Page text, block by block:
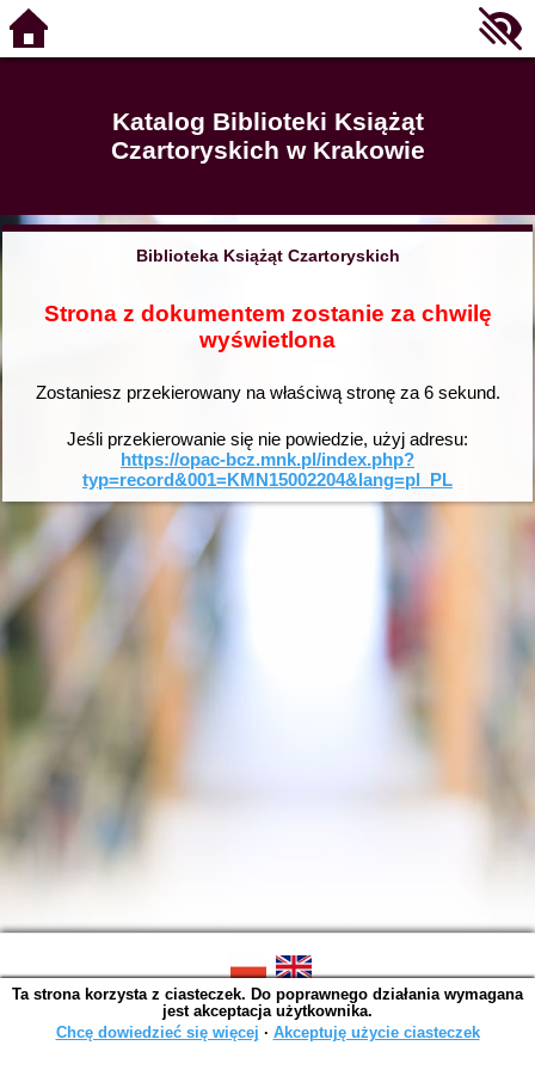
Katalog Biblioteki Książąt
Czartoryskich w Krakowie
Biblioteka Książąt Czartoryskich
Strona z dokumentem zostanie za chwilę
wyświetlona
Zostaniesz przekierowany na właściwą stronę za 6sekund.
Jeśli przekierowanie się nie powiedzie, użyj adresu:
https://opac-bcz.mnk.pl/index.php?
typ=record&001=KMN15002204&lang=pl_PL
SOWA OPAC v. 6.11.10 (2026-07-24)
Wygenerowano w 0,0014 s.
Ta strona korzysta z ciasteczek. Do poprawnego działania wymagana
jest akceptacja użytkownika.
Chcę dowiedzieć się więcej ∙ Akceptuję użycie ciasteczek